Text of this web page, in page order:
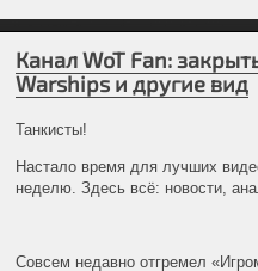
Канал WoT Fan:
Warships и другие вид
Танкисты!
Настало время для лучших
неделю. Здесь всё: новости,
Совсем недавно отгремел